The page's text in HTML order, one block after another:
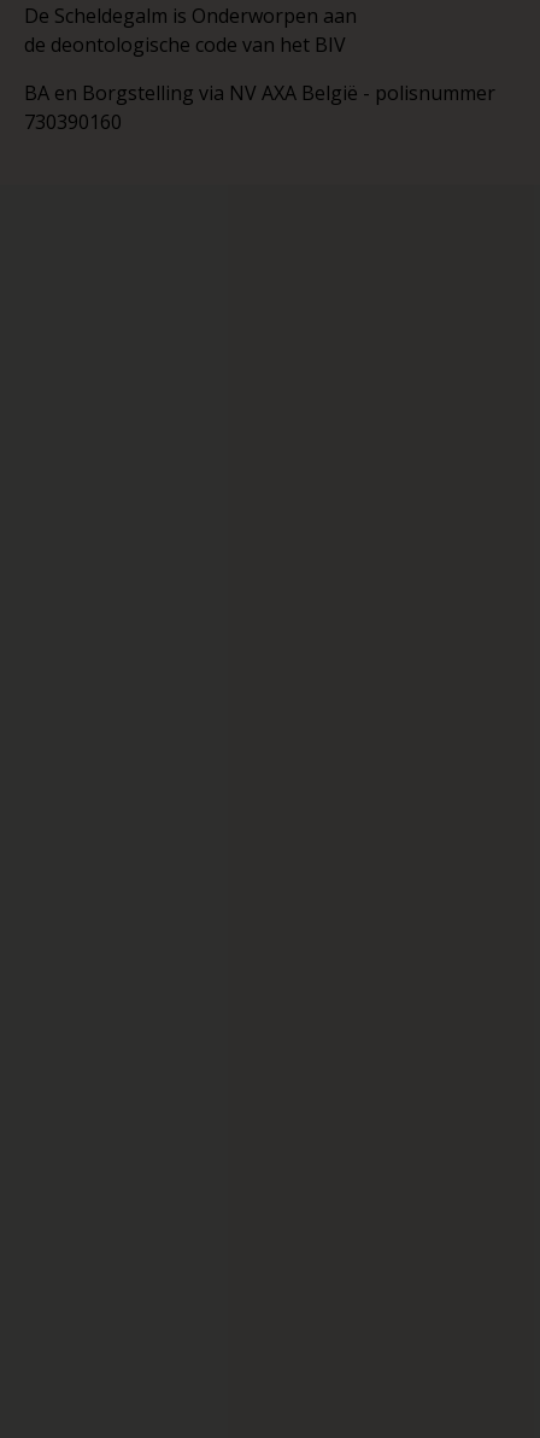
De Scheldegalm is Onderworpen aan
de deontologische code van het BIV
BA en Borgstelling via NV AXA België - polisnummer
730390160